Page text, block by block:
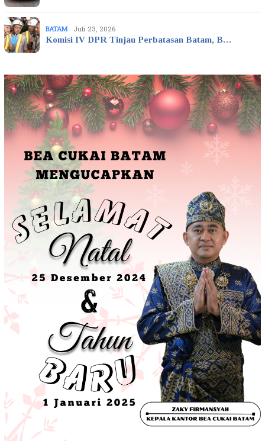
BATAM Juli 23, 2026
Komisi IV DPR Tinjau Perbatasan Batam, B…